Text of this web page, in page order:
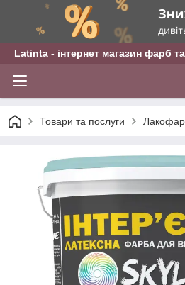
Latinta - інтернет магазин фарб
Товари та послуги